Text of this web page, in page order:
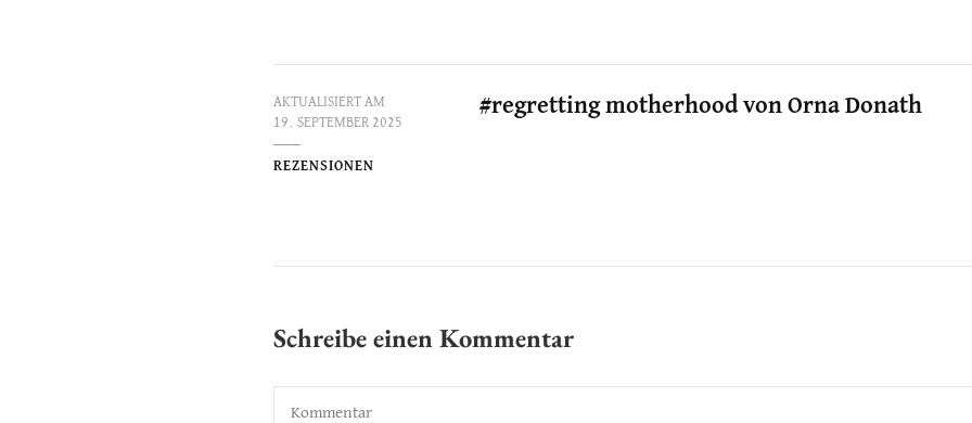
AKTUALISIERT AM
19. SEPTEMBER 2025
REZENSIONEN
#regretting motherhood von Orna Donath
Schreibe einen Kommentar